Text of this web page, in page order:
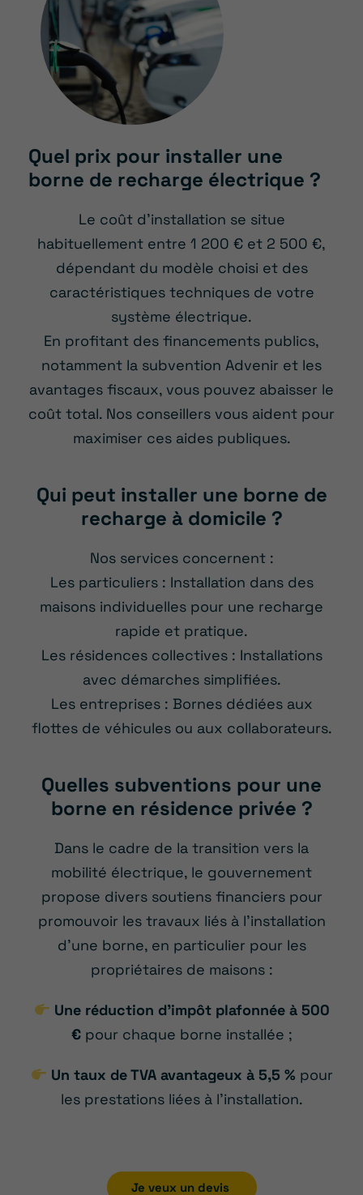
Quel prix pour installer une
borne de recharge électrique ?
Le coût d’installation se situe
habituellement entre 1 200 € et 2 500 €,
dépendant du modèle choisi et des
caractéristiques techniques de votre
système électrique.
En profitant des financements publics,
notamment la subvention Advenir et les
avantages fiscaux, vous pouvez abaisser le
coût total. Nos conseillers vous aident pour
maximiser ces aides publiques.
Qui peut installer une borne de
recharge à domicile ?
Nos services concernent :
Les particuliers : Installation dans des
maisons individuelles pour une recharge
rapide et pratique.
Les résidences collectives : Installations
avec démarches simplifiées.
Les entreprises : Bornes dédiées aux
flottes de véhicules ou aux collaborateurs.
Quelles subventions pour une
borne en résidence privée ?
Dans le cadre de la transition vers la
mobilité électrique, le gouvernement
propose divers soutiens financiers pour
promouvoir les travaux liés à l’installation
d’une borne, en particulier pour les
propriétaires de maisons :
Une réduction d’impôt plafonnée à 500
€pour chaque borne installée ;
Un taux de TVA avantageux à 5,5 % pour
les prestations liées à l’installation.
Je veux un devis